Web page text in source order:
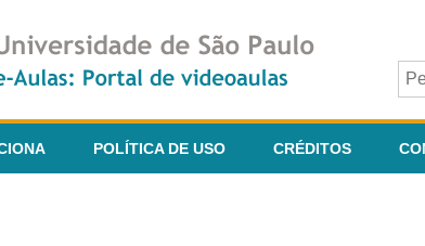
POLÍTICA DE USO CRÉDITOS